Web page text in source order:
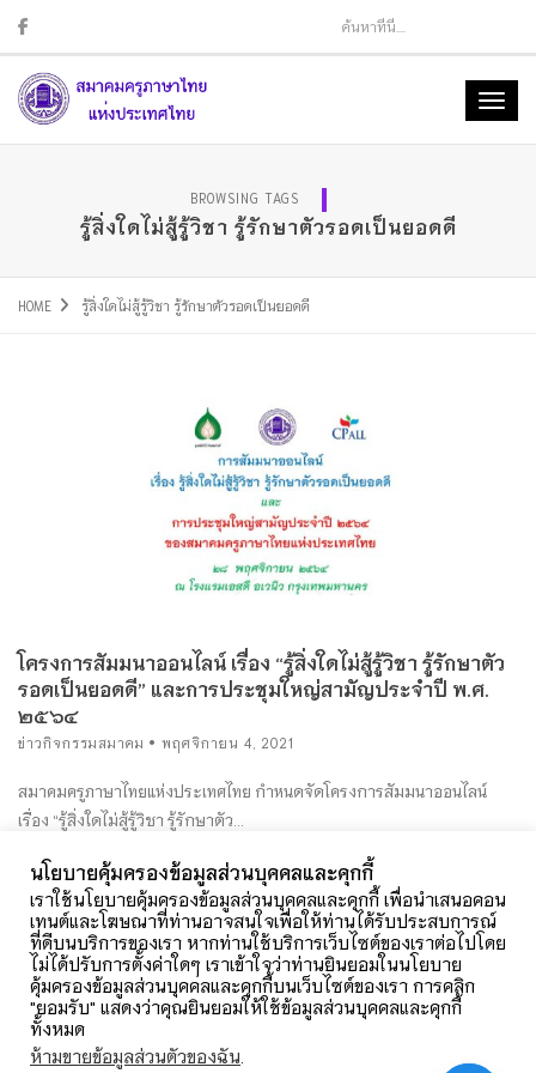
BROWSING TAGS
รู้สิ่งใดไม่สู้รู้วิชา รู้รักษาตัวรอดเป็นยอดดี
HOME รู้สิ่งใดไม่สู้รู้วิชา รู้รักษาตัวรอดเป็นยอดดี
โครงการสัมมนาออนไลน์ เรื่อง “รู้สิ่งใดไม่สู้รู้วิชา รู้รักษาตัว
รอดเป็นยอดดี” และการประชุมใหญ่สามัญประจำปี พ.ศ.
๒๕๖๔
ข่าวกิจกรรมสมาคม พฤศจิกายน 4, 2021
สมาคมครูภาษาไทยแห่งประเทศไทย กำหนดจัดโครงการสัมมนาออนไลน์
เรื่อง “รู้สิ่งใดไม่สู้รู้วิชา รู้รักษาตัว...
อ่านเพิ่มเติม
นโยบายคุ้มครองข้อมูลส่วนบุคคลและคุกกี้
เราใช้นโยบายคุ้มครองข้อมูลส่วนบุคคลและคุกกี้ เพื่อนำเสนอคอน
เทนต์และโฆษณาที่ท่านอาจสนใจเพื่อให้ท่านได้รับประสบการณ์
ที่ดีบนบริการของเรา หากท่านใช้บริการเว็บไซต์ของเราต่อไปโดย
ไม่ได้ปรับการตั้งค่าใดๆ เราเข้าใจว่าท่านยินยอมในนโยบาย
คุ้มครองข้อมูลส่วนบุคคลและคุกกี้บนเว็บไซต์ของเรา การคลิก
"ยอมรับ" แสดงว่าคุณยินยอมให้ใช้ข้อมูลส่วนบุคคลและคุกกี้
ทั้งหมด
ห้ามขายข้อมูลส่วนตัวของฉัน